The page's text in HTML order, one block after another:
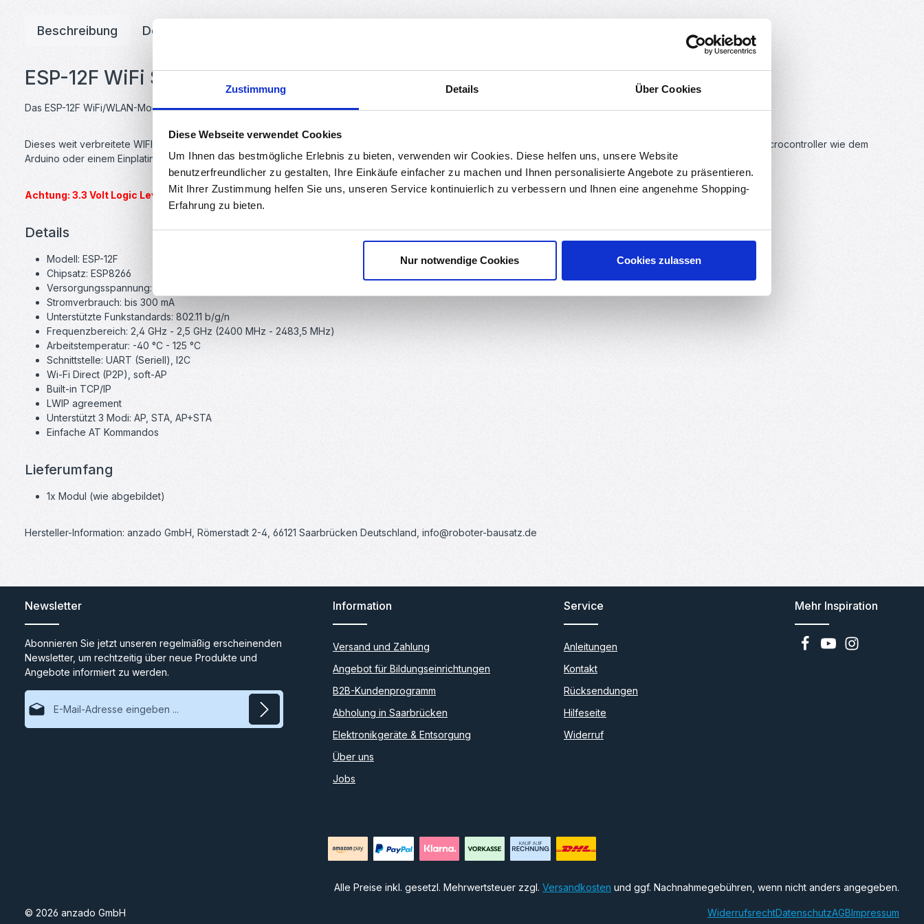
Zustimmung Details Über Cookies
Diese Webseite verwendet Cookies
Um Ihnen das bestmögliche Erlebnis zu bieten, verwenden wir Cookies. Diese helfen uns, unsere Website
benutzerfreundlicher zu gestalten, Ihre Einkäufe einfacher zu machen und Ihnen personalisierte Angebote zu präsentieren.
Mit Ihrer Zustimmung helfen Sie uns, unseren Service kontinuierlich zu verbessern und Ihnen eine angenehme Shopping-
Erfahrung zu bieten.
Nur notwendige Cookies Cookies zulassen
Beschreibung Downloads
ESP-12F WiFi Serial Modul - Optimierte Version des ESP-12E Moduls
Das ESP-12F WiFi/WLAN-Modul basiert auf dem SoC ESP8266 und ermöglicht den über AT-Befehlen gesteuerten Aufbau von TCP/IP Verbindungen.
Dieses weit verbreitete WIFI-Modul ist eine preiswerte Lösung Ihre Projekte ins WLAN zu bringen! Es eignet sich ideal für Smarthome oder IoT-Projekte mit einem Microcontroller wie dem
Arduino oder einem Einplatinencomputer wie dem Raspberry Pi.
Achtung: 3.3 Volt Logic Level. Kein TTL Pegel! Der Anschluss an 5 Volt TTL Pegel kann das Modul zerstören!
Details
Modell: ESP-12F
Chipsatz: ESP8266
Versorgungsspannung: DC 3 V - 3,6 V (empfohlen: 3.3V)
Stromverbrauch: bis 300 mA
Unterstützte Funkstandards: 802.11 b/g/n
Frequenzbereich: 2,4 GHz - 2,5 GHz (2400 MHz - 2483,5 MHz)
Arbeitstemperatur: -40 °C - 125 °C
Schnittstelle: UART (Seriell), I2C
Wi-Fi Direct (P2P), soft-AP
Built-in TCP/IP
LWIP agreement
Unterstützt 3 Modi: AP, STA, AP+STA
Einfache AT Kommandos
Lieferumfang
1x Modul (wie abgebildet)
Hersteller-Information: anzado GmbH, Römerstadt 2-4, 66121 Saarbrücken Deutschland, info@roboter-bausatz.de
Newsletter
Abonnieren Sie jetzt unseren regelmäßig erscheinenden
Newsletter, um rechtzeitig über neue Produkte und
Angebote informiert zu werden.
E-Mail-Adresse*
Information
Versand und Zahlung
Angebot für Bildungseinrichtungen
B2B-Kundenprogramm
Abholung in Saarbrücken
Elektronikgeräte & Entsorgung
Über uns
Jobs
Service
Anleitungen
Kontakt
Rücksendungen
Hilfeseite
Widerruf
Mehr Inspiration
Alle Preise inkl. gesetzl. Mehrwertsteuer zzgl. Versandkosten und ggf. Nachnahmegebühren, wenn nicht anders angegeben.
© 2026 anzado GmbH WiderrufsrechtDatenschutzAGBImpressum